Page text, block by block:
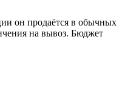
он продаётся в обычных
на вывоз. Бюджет